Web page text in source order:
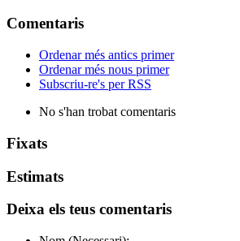
Comentaris
Ordenar més antics primer
Ordenar més nous primer
Subscriu-re's per RSS
No s'han trobat comentaris
Fixats
Estimats
Deixa els teus comentaris